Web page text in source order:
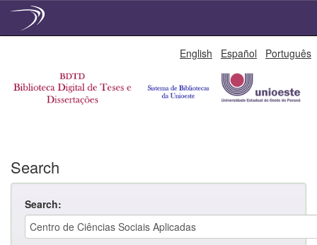
English Español Português
Search
Search: